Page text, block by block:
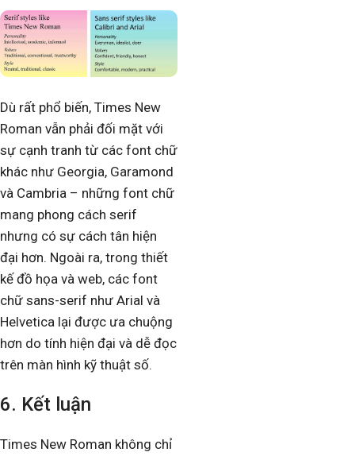
Dù rất phổ biến, Times New
Roman vẫn phải đối mặt với
sự cạnh tranh từ các font chữ
khác như Georgia, Garamond
và Cambria – những font chữ
mang phong cách serif
nhưng có sự cách tân hiện
đại hơn. Ngoài ra, trong thiết
kế đồ họa và web, các font
chữ sans-serif như Arial và
Helvetica lại được ưa chuộng
hơn do tính hiện đại và dễ đọc
trên màn hình kỹ thuật số.
6. Kết luận
Times New Roman không chỉ